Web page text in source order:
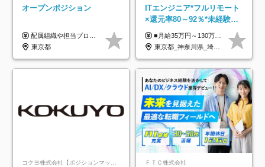
オープンポジション
配属組織や担当プロジェクトにより異なります。 ▼参考情報 ----------------------- 年俸650万～（1/12を月々支給） ※経験、能力を考慮の上、当社規定により優遇いたします。 ※時間外、休日出勤、深夜手当に対する賃金も基本年俸に含みます。
東京都
ITエンジニア*フルリモート
×還元率80～92％*未経験歓
迎*年休134日*月給35万～*
定着率100%
■月給35万円～130万円＋賞与年2回＋各種手当 ※システムエンジニアの経験をお持ちの方は月給41万円以上＋賞与年2回（108万円～）＋手当 ■単価（年収）アップのチャンスは最大年12回 ※残業代は1分単位で100％全額支給。サービス残業などは一切ありません ※試用期間6ヵ月（試用期間中の待遇・給与に差はありません）
東京都_神奈川県_埼玉県_千葉県_大阪府_愛知県_北海道_青森県_岩手県_宮城県_秋田県_山形県_福島県_茨城県_栃木県_群馬県_新潟県_山梨県_長野県_富山県_石川県_福井県_静岡県_岐阜県_三重県_兵庫県_京都府_滋賀県_奈良県_和歌山県_広島県_岡山県_鳥取県_島根県_山口県_徳島県_香川県_愛媛県_高知県_福岡県_熊本県_佐賀県_長崎県_大分県_宮崎県_鹿児島県_沖縄県
コクヨ株式会社【ポジションマッチ登録】 ＦＴＣ株式会社